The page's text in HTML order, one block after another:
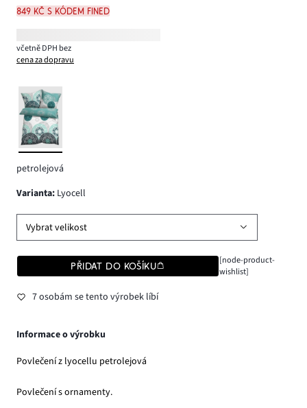
849 Kč s kódem FINED
včetně DPH bez
cena za dopravu
petrolejová
varianta: Lyocell
Vybrat velikost
PŘIDAT DO KOŠÍKU
[node-product-
wishlist]
7 osobám se tento výrobek líbí
Informace o výrobku
Povlečení z lyocellu petrolejová
Povlečení s ornamenty.